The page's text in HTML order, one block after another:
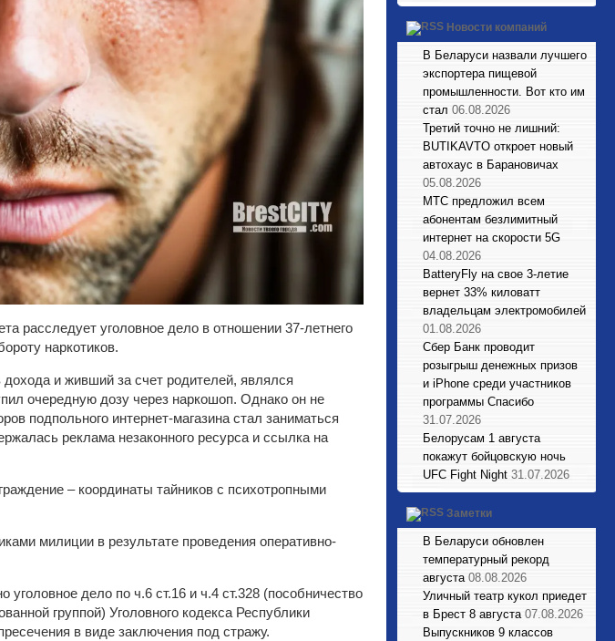
расследует уголовное дело в отношении 37-летнего
наркотиков.
и живший за счет родителей, являлся
очередную дозу через наркошоп. Однако он не
подпольного интернет-магазина стал заниматься
реклама незаконного ресурса и ссылка на
– координаты тайников с психотропными
милиции в результате проведения оперативно-
дело по ч.6 ст.16 и ч.4 ст.328 (пособничество
группой) Уголовного кодекса Республики
в виде заключения под стражу.
Новости компаний
В Беларуси назвали лучшего
экспортера пищевой
промышленности. Вот кто им
стал 06.08.2026
Третий точно не лишний:
BUTIKAVTO откроет новый
автохаус в Барановичах
05.08.2026
МТС предложил всем
абонентам безлимитный
интернет на скорости 5G
04.08.2026
BatteryFly на свое 3-летие
вернет 33% киловатт
владельцам электромобилей
01.08.2026
Сбер Банк проводит
розыгрыш денежных призов
и iPhone среди участников
программы Спасибо
31.07.2026
Белорусам 1 августа
покажут бойцовскую ночь
UFC Fight Night 31.07.2026
Заметки
В Беларуси обновлен
температурный рекорд
августа 08.08.2026
Уличный театр кукол приедет
в Брест 8 августа 07.08.2026
Выпускников 9 классов